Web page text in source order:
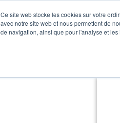
Ce site web stocke les cookies sur votre
avec notre site web et nous permettent de
de navigation, ainsi que pour l'analyse et